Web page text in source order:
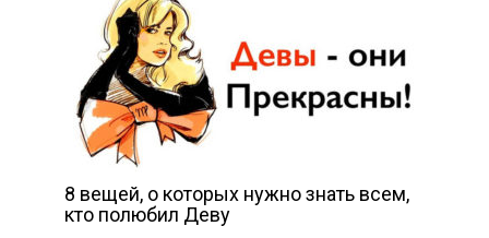
8 вещей, о которых нужно знать всем,
кто полюбил Деву